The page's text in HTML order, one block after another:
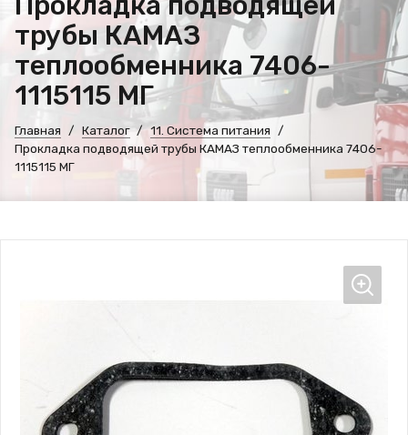
трубы КАМАЗ
теплообменника 7406-
1115115 МГ
Главная Каталог
11. Система питания
Прокладка подводящей трубы КАМАЗ теплообменника 7406-
1115115 МГ